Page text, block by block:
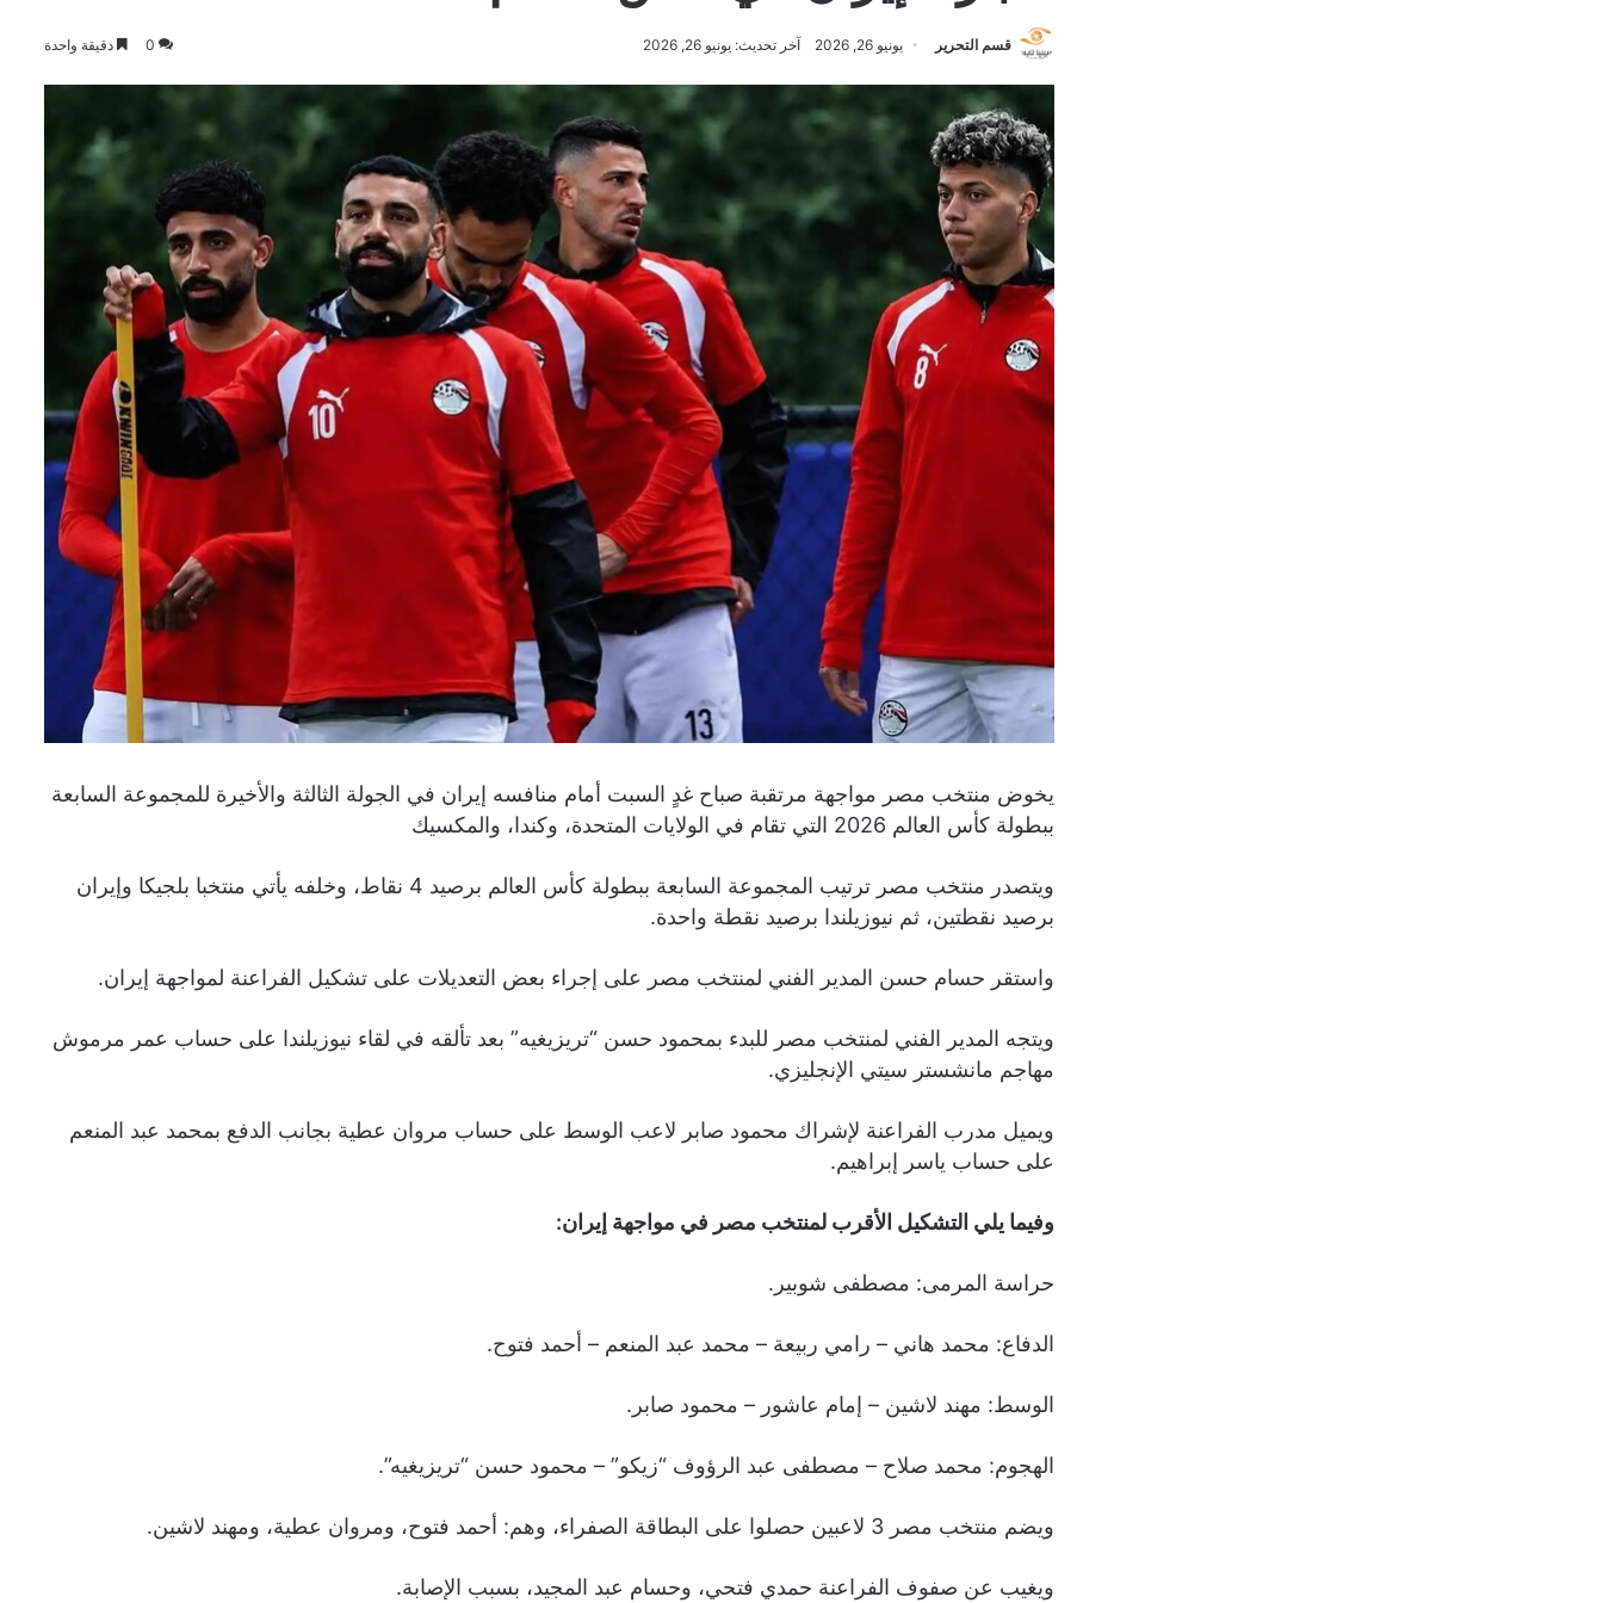
قسم التحرير يونيو 26, 2026 آخر تحديث: يونيو 26, 2026 0 دقيقة واحدة
يخوض منتخب مصر مواجهة مرتقبة صباح غدٍ السبت أمام منافسه إيران في الجولة الثالثة والأخيرة للمجموعة السابعة
ببطولة كأس العالم 2026 التي تقام في الولايات المتحدة، وكندا، والمكسيك
ويتصدر منتخب مصر ترتيب المجموعة السابعة ببطولة كأس العالم برصيد 4 نقاط، وخلفه يأتي منتخبا بلجيكا وإيران
برصيد نقطتين، ثم نيوزيلندا برصيد نقطة واحدة.
واستقر حسام حسن المدير الفني لمنتخب مصر على إجراء بعض التعديلات على تشكيل الفراعنة لمواجهة إيران.
ويتجه المدير الفني لمنتخب مصر للبدء بمحمود حسن “تريزيغيه” بعد تألقه في لقاء نيوزيلندا على حساب عمر مرموش
مهاجم مانشستر سيتي الإنجليزي.
ويميل مدرب الفراعنة لإشراك محمود صابر لاعب الوسط على حساب مروان عطية بجانب الدفع بمحمد عبد المنعم
على حساب ياسر إبراهيم.
وفيما يلي التشكيل الأقرب لمنتخب مصر في مواجهة إيران:
حراسة المرمى: مصطفى شوبير.
الدفاع: محمد هاني – رامي ربيعة – محمد عبد المنعم – أحمد فتوح.
الوسط: مهند لاشين – إمام عاشور – محمود صابر.
الهجوم: محمد صلاح – مصطفى عبد الرؤوف “زيكو” – محمود حسن “تريزيغيه”.
ويضم منتخب مصر 3 لاعبين حصلوا على البطاقة الصفراء، وهم: أحمد فتوح، ومروان عطية، ومهند لاشين.
ويغيب عن صفوف الفراعنة حمدي فتحي، وحسام عبد المجيد، بسبب الإصابة.